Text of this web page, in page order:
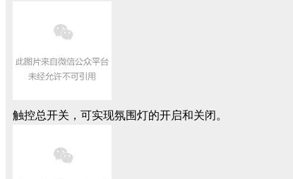
触控总开关，可实现氛围灯的开启和关闭。